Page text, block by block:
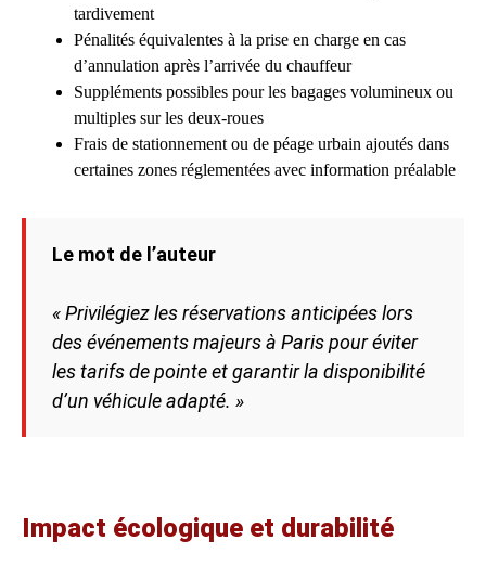
tardivement
Pénalités équivalentes à la prise en charge en cas
d’annulation après l’arrivée du chauffeur
Suppléments possibles pour les bagages volumineux ou
multiples sur les deux-roues
Frais de stationnement ou de péage urbain ajoutés dans
certaines zones réglementées avec information préalable
Le mot de l’auteur
« Privilégiez les réservations anticipées lors
des événements majeurs à Paris pour éviter
les tarifs de pointe et garantir la disponibilité
d’un véhicule adapté. »
Impact écologique et durabilité